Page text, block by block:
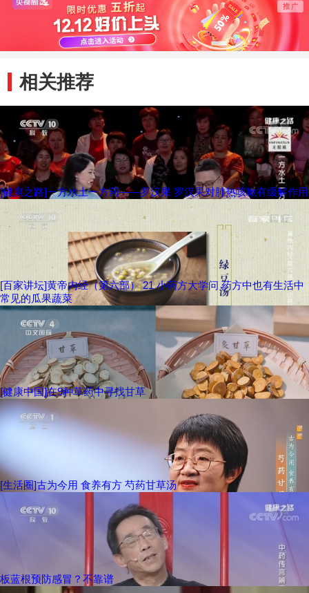
不是纯中药
相关推荐
[健康之路]一方水土一方药——罗汉果 罗汉果对肺热咳嗽有缓解作用
[百家讲坛]黄帝内经（第六部） 21 小药方大学问 药方中也有生活中
常见的瓜果蔬菜
[健康中国]在9种草药中寻找甘草
[生活圈]古为今用 食养有方 芍药甘草汤
板蓝根预防感冒？不靠谱